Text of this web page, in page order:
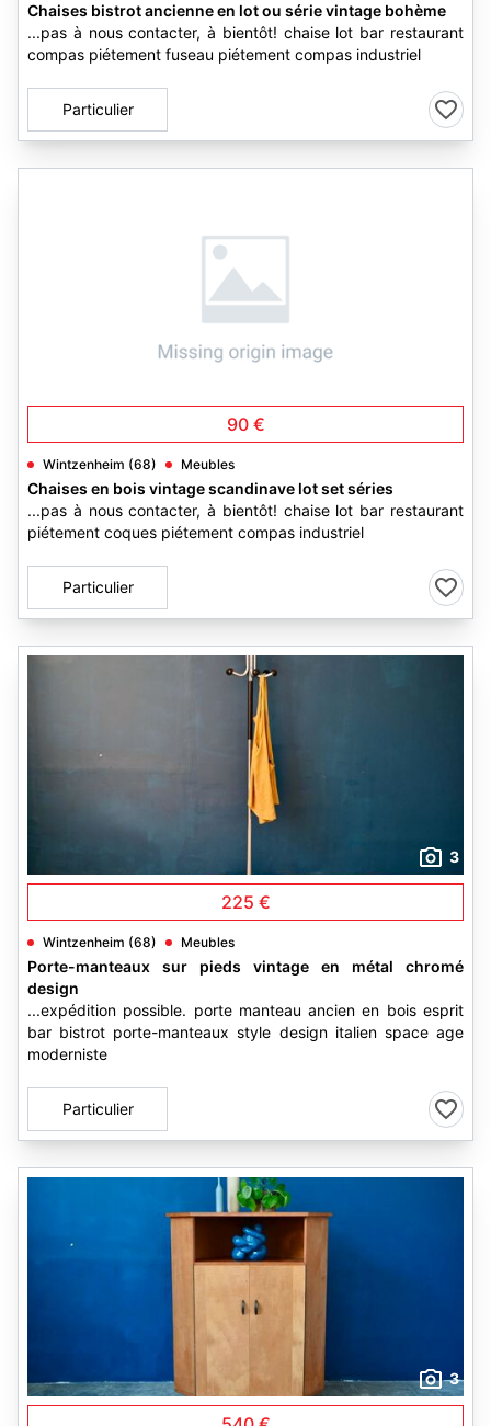
Chaises bistrot ancienne en lot ou série vintage bohème
...pas à nous contacter, à bientôt! chaise lot bar restaurant
compas piétement fuseau piétement compas industriel
Particulier
90 €
Wintzenheim (68) Meubles
Chaises en bois vintage scandinave lot set séries
...pas à nous contacter, à bientôt! chaise lot bar restaurant
piétement coques piétement compas industriel
Particulier
3
225 €
Wintzenheim (68) Meubles
Porte-manteaux sur pieds vintage en métal chromé
design
...expédition possible. porte manteau ancien en bois esprit
bar bistrot porte-manteaux style design italien space age
moderniste
Particulier
3